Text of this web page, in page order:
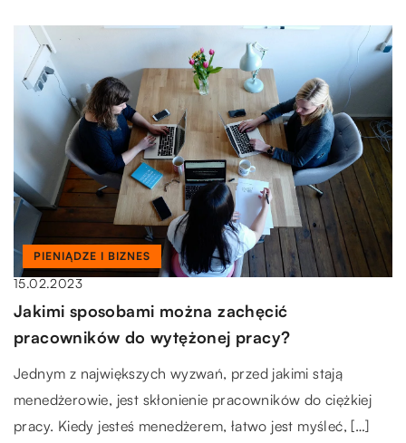
PIENIĄDZE I BIZNES
15.02.2023
Jakimi sposobami można zachęcić
pracowników do wytężonej pracy?
Jednym z największych wyzwań, przed jakimi stają
menedżerowie, jest skłonienie pracowników do ciężkiej
pracy. Kiedy jesteś menedżerem, łatwo jest myśleć, […]